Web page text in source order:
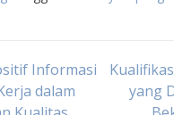
Informasi
dalam
yang